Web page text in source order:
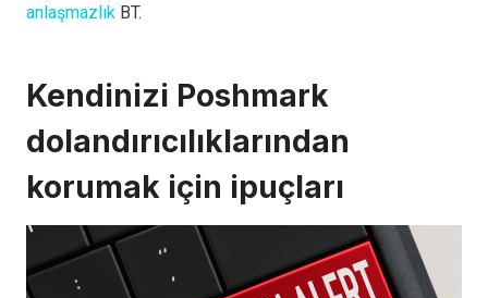
anlaşmazlık BT.
Kendinizi Poshmark
dolandırıcılıklarından
korumak için ipuçları